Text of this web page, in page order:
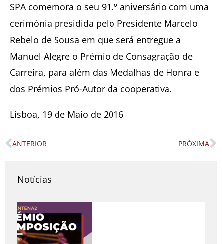
SPA comemora o seu 91.º aniversário com uma
cerimónia presidida pelo Presidente Marcelo
Rebelo de Sousa em que será entregue a
Manuel Alegre o Prémio de Consagração de
Carreira, para além das Medalhas de Honra e
dos Prémios Pró-Autor da cooperativa.
Lisboa, 19 de Maio de 2016
Prev
ANTERIOR PRÓXIMA
Notícias